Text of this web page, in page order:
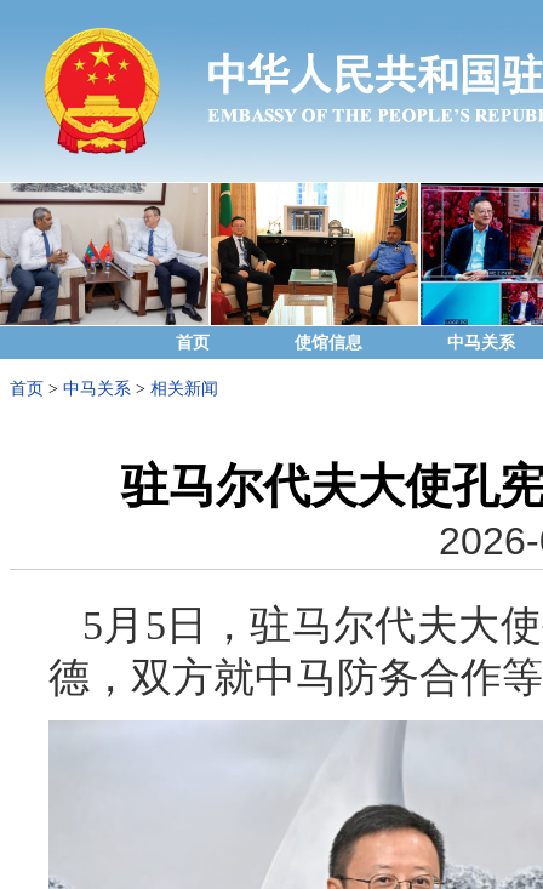
首页 使馆信息 中马关系
首页 > 中马关系 > 相关新闻
驻马尔代夫大使孔
5月5日，驻马尔代夫大
德，双方就中马防务合作